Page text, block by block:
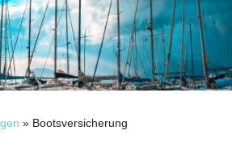
» Bootsversicherung